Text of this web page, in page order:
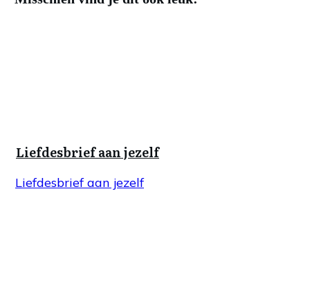
Liefdesbrief aan jezelf
Liefdesbrief aan jezelf